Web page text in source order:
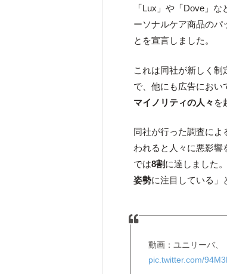
「Lux」や「Dove」
ーソナルケア商品のパ
とを宣言しました。
これは同社が新しく制
で、他にも広告におい
マイノリティの人々 を
同社が行った調査によ
われると人々に悪影響
では8割に達しました
姿勢に注目している」
動画：ユニリーバ
pic.twitter.com/